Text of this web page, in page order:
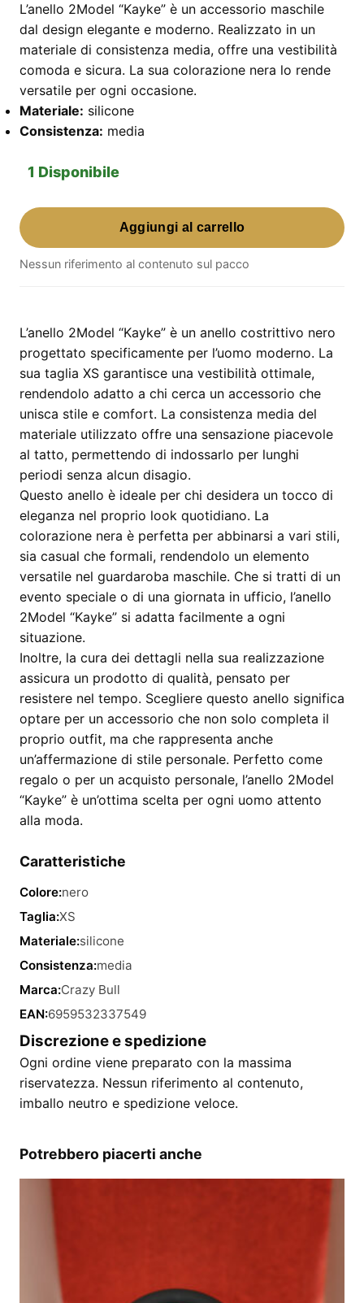
L’anello 2Model “Kayke” è un accessorio maschile
dal design elegante e moderno. Realizzato in un
materiale di consistenza media, offre una vestibilità
comoda e sicura. La sua colorazione nera lo rende
versatile per ogni occasione.
Materiale: silicone
Consistenza: media
1 Disponibile
Anello
2Model
"Kayke"
–
nero
taglia
XS
quantità
Aggiungi al carrello
Nessun riferimento al contenuto sul pacco
L’anello 2Model “Kayke” è un anello costrittivo nero
progettato specificamente per l’uomo moderno. La
sua taglia XS garantisce una vestibilità ottimale,
rendendolo adatto a chi cerca un accessorio che
unisca stile e comfort. La consistenza media del
materiale utilizzato offre una sensazione piacevole
al tatto, permettendo di indossarlo per lunghi
periodi senza alcun disagio.
Questo anello è ideale per chi desidera un tocco di
eleganza nel proprio look quotidiano. La
colorazione nera è perfetta per abbinarsi a vari stili,
sia casual che formali, rendendolo un elemento
versatile nel guardaroba maschile. Che si tratti di un
evento speciale o di una giornata in ufficio, l’anello
2Model “Kayke” si adatta facilmente a ogni
situazione.
Inoltre, la cura dei dettagli nella sua realizzazione
assicura un prodotto di qualità, pensato per
resistere nel tempo. Scegliere questo anello significa
optare per un accessorio che non solo completa il
proprio outfit, ma che rappresenta anche
un’affermazione di stile personale. Perfetto come
regalo o per un acquisto personale, l’anello 2Model
“Kayke” è un’ottima scelta per ogni uomo attento
alla moda.
Caratteristiche
Colore:nero
Taglia:XS
Materiale:silicone
Consistenza:media
Marca:Crazy Bull
EAN:6959532337549
Discrezione e spedizione
Ogni ordine viene preparato con la massima
riservatezza. Nessun riferimento al contenuto,
imballo neutro e spedizione veloce.
Potrebbero piacerti anche